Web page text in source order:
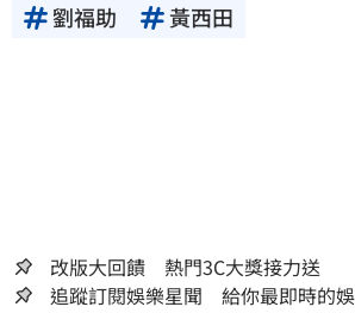
劉福助
黃西田
改版大回饋 熱門3C大獎接力送
追蹤訂閱娛樂星聞 給你最即時的